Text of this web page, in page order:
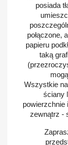
posiada
połączone,
papieru
taką
Wszystkie
ściany
powierzchnie
zewnątrz -